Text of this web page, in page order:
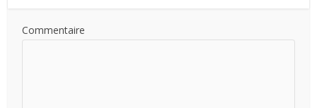
Commentaire